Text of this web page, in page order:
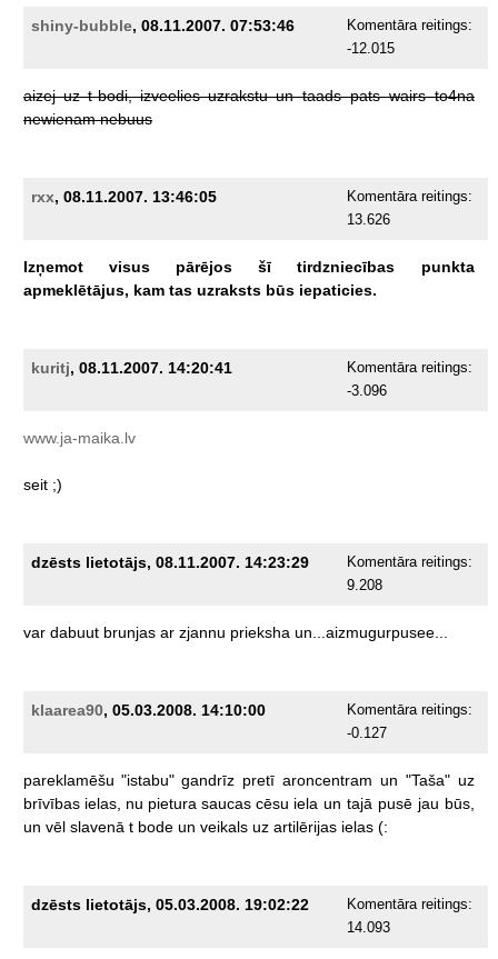
shiny-bubble, 08.11.2007. 07:53:46
Komentāra reitings:
-12.015
aizej uz t-bodi, izveelies uzrakstu un taads pats wairs to4na
newienam nebuus
rxx, 08.11.2007. 13:46:05
Komentāra reitings:
13.626
Izņemot visus pārējos šī tirdzniecības
punkta
apmeklētājus, kam tas uzraksts būs iepaticies.
kuritj, 08.11.2007. 14:20:41
Komentāra reitings:
-3.096
www.ja-maika.lv
seit ;)
dzēsts lietotājs, 08.11.2007. 14:23:29
Komentāra reitings:
9.208
var dabuut brunjas ar zjannu prieksha un...aizmugurpusee...
klaarea90, 05.03.2008. 14:10:00
Komentāra reitings:
-0.127
pareklamēšu "istabu" gandrīz pretī aroncentram un "Taša" uz
brīvības ielas, nu pietura saucas cēsu iela un tajā pusē jau būs,
un vēl slavenā t bode un veikals uz artilērijas ielas (:
dzēsts lietotājs, 05.03.2008. 19:02:22
Komentāra reitings:
14.093